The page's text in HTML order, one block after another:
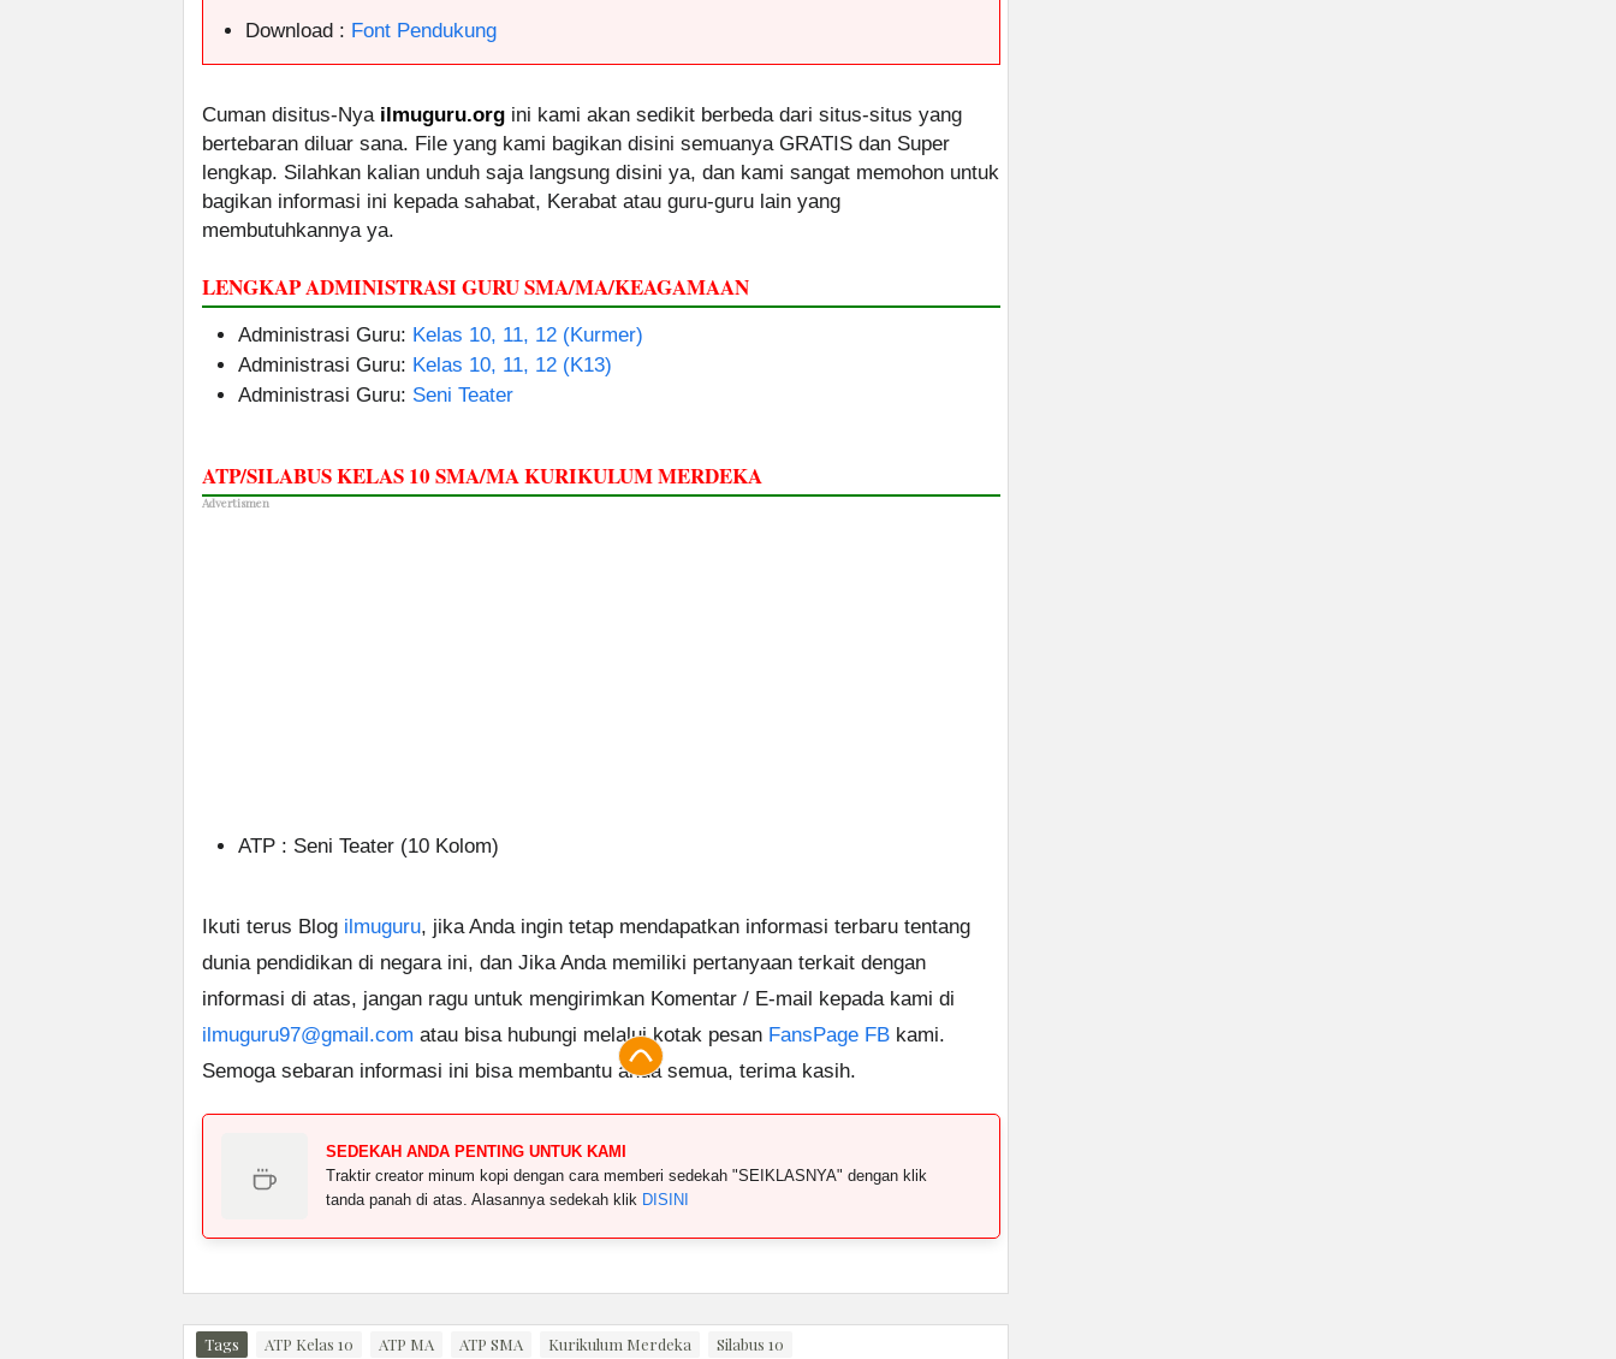
Download : Font Pendukung
Cuman disitus-Nya ilmuguru.org ini kami akan sedikit berbeda dari situs-situs yang
bertebaran diluar sana. File yang kami bagikan disini semuanya GRATIS dan Super
lengkap. Silahkan kalian unduh saja langsung disini ya, dan kami sangat memohon untuk
bagikan informasi ini kepada sahabat, Kerabat atau guru-guru lain yang
membutuhkannya ya.
LENGKAP ADMINISTRASI GURU SMA/MA/KEAGAMAAN
Administrasi Guru: Kelas 10, 11, 12 (Kurmer)
Administrasi Guru: Kelas 10, 11, 12 (K13)
Administrasi Guru: Seni Teater
ATP/SILABUS KELAS 10 SMA/MA KURIKULUM MERDEKA
Advertismen
ATP : Seni Teater (10 Kolom)
Ikuti terus Blog ilmuguru, jika Anda ingin tetap mendapatkan informasi terbaru tentang
dunia pendidikan di negara ini, dan Jika Anda memiliki pertanyaan terkait dengan
informasi di atas, jangan ragu untuk mengirimkan Komentar / E-mail kepada kami di
ilmuguru97@gmail.com atau bisa hubungi melalui kotak pesan FansPage FB kami.
Semoga sebaran informasi ini bisa membantu anda semua, terima kasih.
SEDEKAH ANDA PENTING UNTUK KAMI
Traktir creator minum kopi dengan cara memberi sedekah "SEIKLASNYA" dengan klik
tanda panah di atas. Alasannya sedekah klik DISINI
Tags ATP Kelas 10 ATP MA ATP SMA Kurikulum Merdeka Silabus 10